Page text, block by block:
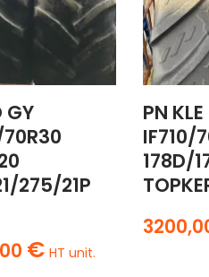
GY
275/21P
€ HT unit.
PN KLE
IF710/
178D/